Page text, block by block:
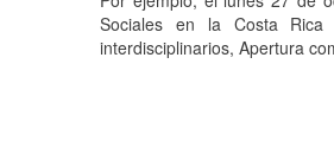
Sociales en la Costa Rica
interdisciplinarios, Apertura